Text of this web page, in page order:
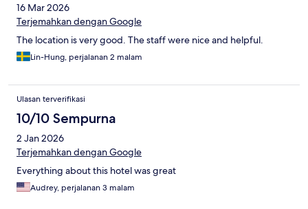
16 Mar 2026
Terjemahkan dengan Google
The location is very good. The staff were nice and helpful.
Lin-Hung, perjalanan 2 malam
Ulasan terverifikasi
10/10 Sempurna
2 Jan 2026
Terjemahkan dengan Google
Everything about this hotel was great
Audrey, perjalanan 3 malam